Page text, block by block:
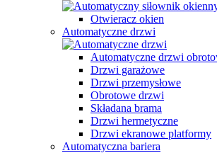
Otwieracz okien
Automatyczne drzwi
Automatyczne drzwi
Drzwi garażowe
Drzwi przemysłowe
Obrotowe drzwi
Składana brama
Drzwi hermetyczne
Drzwi ekranowe platformy
Automatyczna bariera